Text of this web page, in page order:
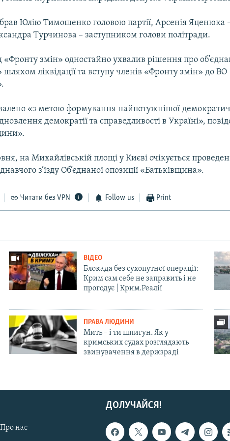
обрав Юлію Тимошенко головою партії, Арсенія Яценюка
Турчинова – заступником голови політради.
«Фронту змін» одностайно ухвалив рішення про
ліквідації та вступу членів «Фронту змін» до ВО
«з метою формування найпотужнішої
демократії та справедливості в Україні»,
на Михайлівській площі у Києві очікується
з’їзду Об’єднаної опозиції «Батьківщина».
Читати без VPN Follow us Print
ВІДЕО
Блокада без сухопутної операції:
Крим сам себе не заправить і не
прогодує | Крим.Реалії
ПРАВА ЛЮДИНИ
Мить – і ти шпигун. Як у
кримських судах розглядають
звинувачення в держзраді
ДОЛУЧАЙСЯ!
нас